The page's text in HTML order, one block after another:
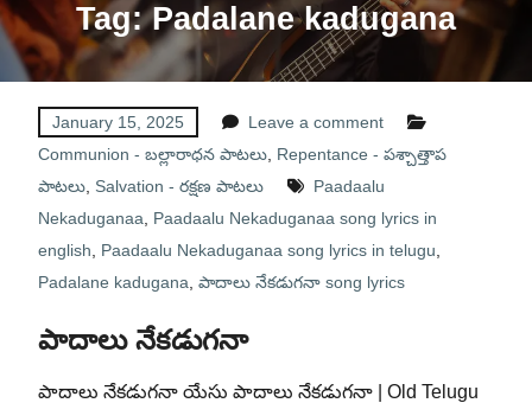
Tag: Padalane kadugana
January 15, 2025
Leave a comment
Communion - బల్లారాధన పాటలు, Repentance - పశ్చాత్తాప
పాటలు, Salvation - రక్షణ పాటలు
Paadaalu
Nekaduganaa
Paadaalu Nekaduganaa song lyrics in
english
Paadaalu Nekaduganaa song lyrics in telugu
Padalane kadugana పాదాలు నేకడుగనా song lyrics
పాదాలు నేకడుగనా
పాదాలు నేకడుగనా యేసు పాదాలు నేకడుగనా | Old Telugu